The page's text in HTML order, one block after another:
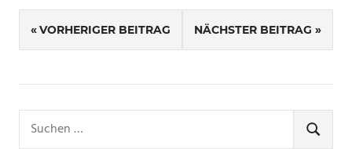
SCHLAGWÖRTER
AJACCIO
KORSIKA
Beitragsnavigation
VORHERIGER BEITRAG NÄCHSTER BEITRAG
nach:
SUCHEN